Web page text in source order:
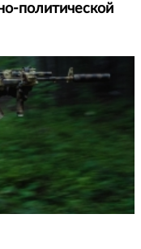
политической